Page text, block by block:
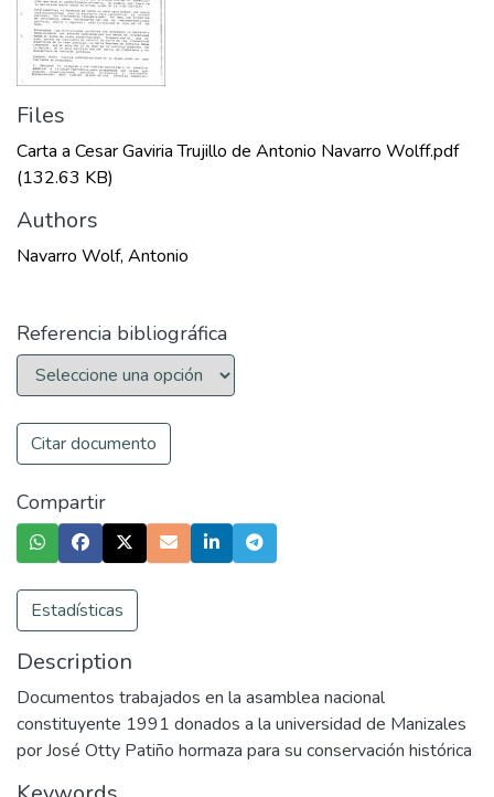
Files
Carta a Cesar Gaviria Trujillo de Antonio Navarro Wolff.pdf
(132.63 KB)
Authors
Navarro Wolf, Antonio
Referencia bibliográfica
Citar documento
Compartir
Estadísticas
Description
Documentos trabajados en la asamblea nacional
constituyente 1991 donados a la universidad de Manizales
por José Otty Patiño hormaza para su conservación histórica